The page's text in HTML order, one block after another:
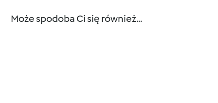
Może spodoba Ci się również...